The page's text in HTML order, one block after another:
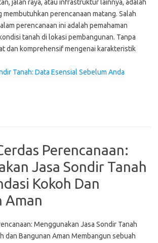
jalan raya, atau infrastruktur lainnya, adalah
membutuhkan perencanaan matang. Salah
perencanaan ini adalah pemahaman
tanah di lokasi pembangunan. Tanpa
dan komprehensif mengenai karakteristik
Tanah: Data Esensial Sebelum Anda
Perencanaan:
Jasa Sondir Tanah
Kokoh Dan
Aman
Menggunakan Jasa Sondir Tanah
dan Bangunan Aman Membangun sebuah